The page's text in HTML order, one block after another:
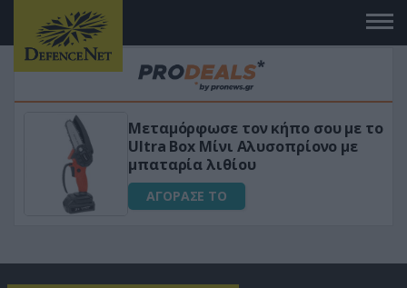
«Μαγική» φόρμουλα τριβόλι + VIP
για αύξηση της λίμπιντο
ΑΓΟΡΑΣΕ ΤΟ